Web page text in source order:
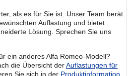
als es für Sie ist. Unser Team berät
Auflastung und bietet
Lösung. Sprechen Sie uns
ein anderes Alfa Romeo-Modell?
die Übersicht derAuflastungen für
Sie sich in der Produktinformation